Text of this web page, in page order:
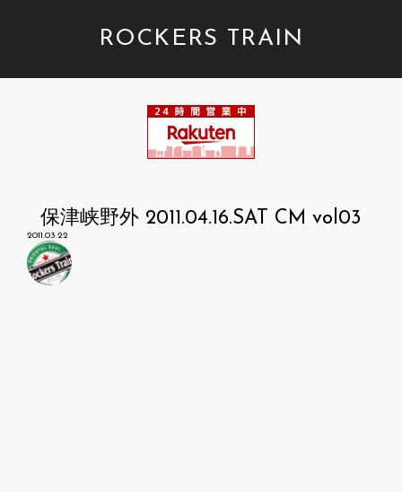
ROCKERS TRAIN
保津峡野外 2011.04.16.SAT CM vol03
2011.03.22